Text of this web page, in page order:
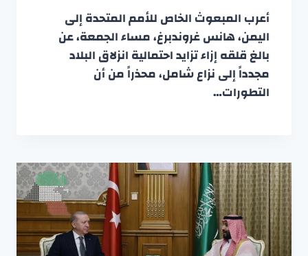
أعرب المبعوث الخاص للأمم المتحدة إلى
اليمن، هانس غروندبرغ، مساء الجمعة، عن
بالغ قلقه إزاء تزايد احتمالية انزلاق البلاد
مجدداً إلى نزاع شامل، محذراً من أن
التطورات…